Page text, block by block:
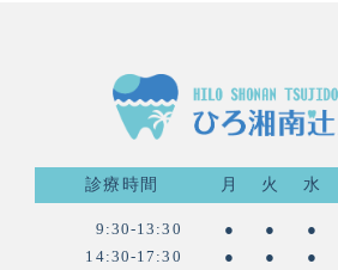
診療時間 月 火 水
9:30-13:30 ● ● ●
14:30-17:30
● ● ●